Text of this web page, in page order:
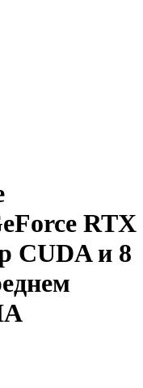
RTX
CUDA и 8